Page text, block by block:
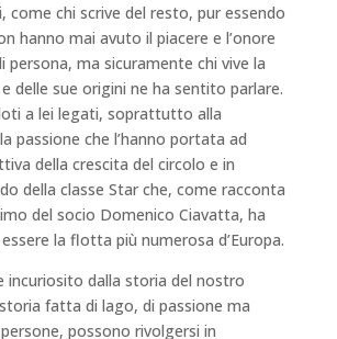
come chi scrive del resto, pur essendo
hanno mai avuto il piacere e l’onore
persona, ma sicuramente chi vive la
delle sue origini ne ha sentito parlare.
a lei legati, soprattutto alla
passione che l’hanno portata ad
della crescita del circolo e in
della classe Star che, come racconta
del socio Domenico Ciavatta, ha
la flotta più numerosa d’Europa.
incuriosito dalla storia del nostro
fatta di lago, di passione ma
possono rivolgersi in